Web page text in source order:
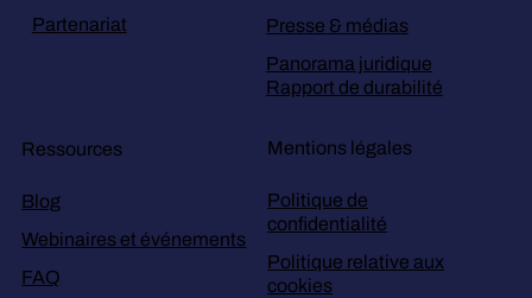
Partenariat
Presse & médias
Panorama juridique
Rapport de durabilité
Ressources
Blog
Webinaires et événements
FAQ
Mentions légales
Politique de
confidentialité
Politique relative aux
cookies